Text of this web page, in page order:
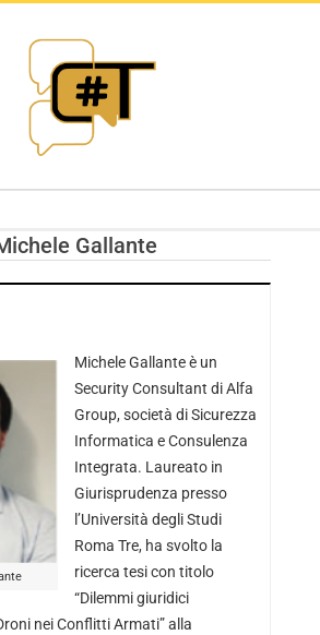
RIVISTA
Gallante
Michele Gallante è un
Security Consultant di Alfa
Group, società di Sicurezza
Informatica e Consulenza
Integrata. Laureato in
Giurisprudenza presso
l’Università degli Studi
Roma Tre, ha svolto la
ricerca tesi con titolo
“Dilemmi giuridici
nei Conflitti Armati” alla